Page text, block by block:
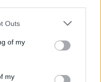
one or more Google
You may click to
its third-party tags to
in below Google
Outs
of my
my